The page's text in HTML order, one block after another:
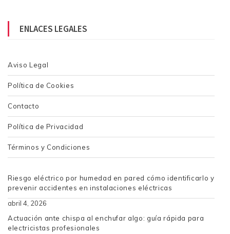
ENLACES LEGALES
Aviso Legal
Política de Cookies
Contacto
Política de Privacidad
Términos y Condiciones
Riesgo eléctrico por humedad en pared cómo identificarlo y
prevenir accidentes en instalaciones eléctricas
abril 4, 2026
Actuación ante chispa al enchufar algo: guía rápida para
electricistas profesionales